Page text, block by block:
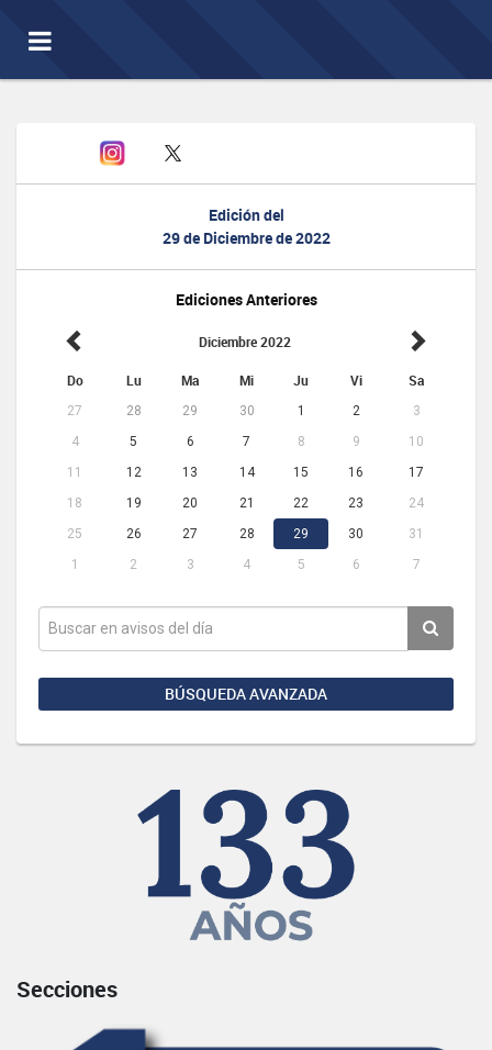
Toggle
navigation
Edición del
29 de Diciembre de 2022
Ediciones Anteriores
Diciembre 2022
Do Lu Ma Mi Ju Vi Sa
27 28 29 30 1 2
3
4
5 6 7 8 9
10
11
12 13 14 15 16
17
18
19 20 21 22 23
24
25
26 27 28 29 30
31
1
2 3 4 5 6 7
BÚSQUEDA AVANZADA
Secciones